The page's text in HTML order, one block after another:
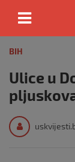
content
BIH
Ulice u